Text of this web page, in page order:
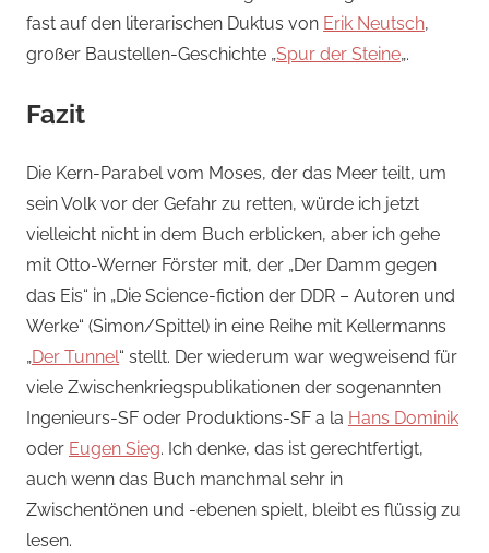
fast auf den literarischen Duktus von Erik Neutsch‚
großer Baustellen-Geschichte „Spur der Steine„.
Fazit
Die Kern-Parabel vom Moses, der das Meer teilt, um
sein Volk vor der Gefahr zu retten, würde ich jetzt
vielleicht nicht in dem Buch erblicken, aber ich gehe
mit Otto-Werner Förster mit, der „Der Damm gegen
das Eis“ in „Die Science-fiction der DDR – Autoren und
Werke“ (Simon/Spittel) in eine Reihe mit Kellermanns
„Der Tunnel“ stellt. Der wiederum war wegweisend für
viele Zwischenkriegspublikationen der sogenannten
Ingenieurs-SF oder Produktions-SF a la Hans Dominik
oder Eugen Sieg. Ich denke, das ist gerechtfertigt,
auch wenn das Buch manchmal sehr in
Zwischentönen und -ebenen spielt, bleibt es flüssig zu
lesen.